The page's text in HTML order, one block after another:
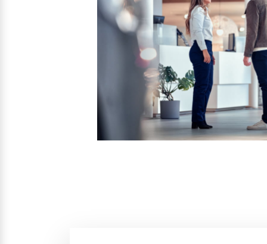
Mehr erfahren
Mehr erfahren
Frühjahrscheck
Entdecken Sie unsere saisonalen
Mehr erfahren